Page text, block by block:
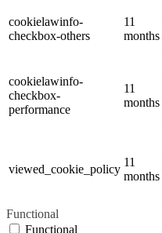
cookielawinfo-
checkbox-others
11
months
cookielawinfo-
checkbox-
performance
11
months
viewed_cookie_policy
11
months
Functional
Functional